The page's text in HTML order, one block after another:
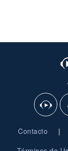
Contacto |